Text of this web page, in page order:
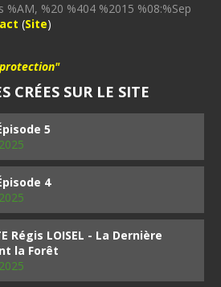
%AM, %20 %404 %2015 %08:%Sep
(Site)
CRÉES SUR LE SITE
5
4
Régis LOISEL - La Dernière
la Forêt